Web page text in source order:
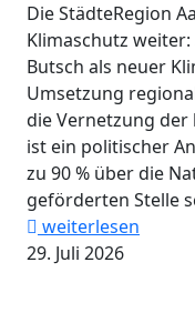
Die StädteRegion
Klimaschutz
Butsch als neuer
Umsetzung
die Vernetzung
ist ein politischer
zu 90 % über die
geförderten Stelle
weiterlesen
29. Juli 2026